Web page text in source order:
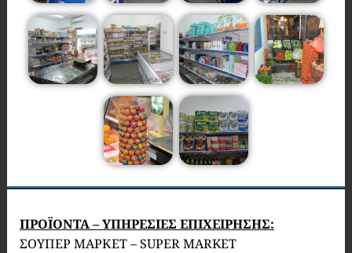
ΠΡΟΪΟΝΤΑ – ΥΠΗΡΕΣΙΕΣ ΕΠΙΧΕΙΡΗΣΗΣ:
ΣΟΥΠΕΡ ΜΑΡΚΕΤ – SUPER MARKET